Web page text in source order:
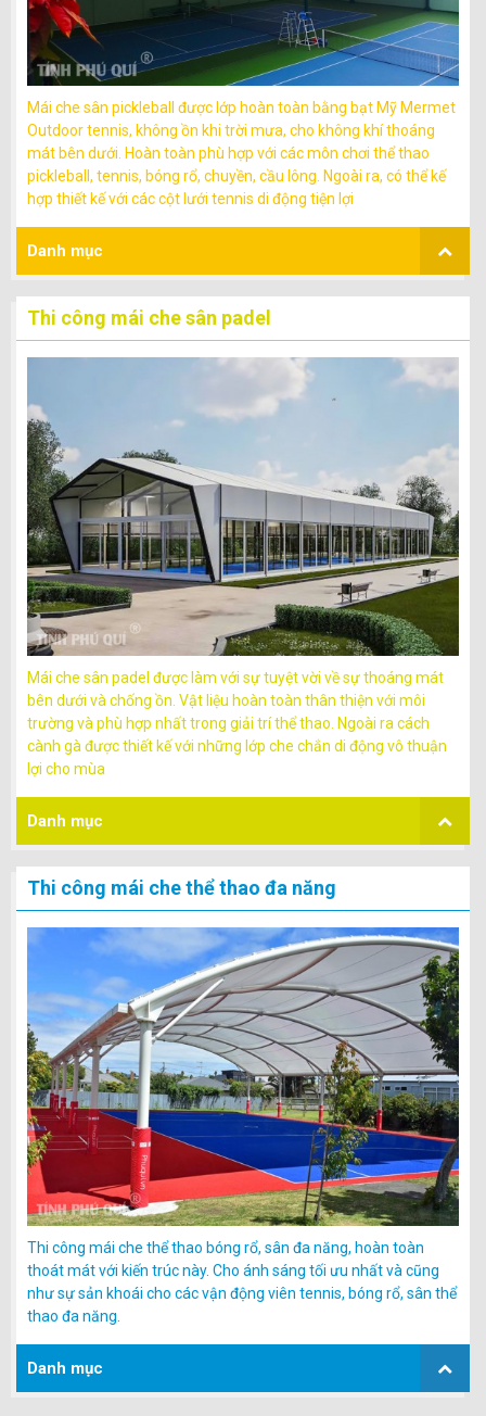
Mái che sân pickleball được lớp hoàn toàn bằng bạt Mỹ Mermet
Outdoor tennis, không ồn khi trời mưa, cho không khí thoáng
mát bên dưới. Hoàn toàn phù hợp với các môn chơi thể thao
pickleball, tennis, bóng rổ, chuyền, cầu lông. Ngoài ra, có thể kế
hợp thiết kế với các cột lưới tennis di động tiện lợi
Danh mục
Thi công mái che sân padel
Mái che sân padel được làm với sự tuyệt vời về sự thoáng mát
bên dưới và chống ồn. Vật liệu hoàn toàn thân thiện với môi
trường và phù hợp nhất trong giải trí thể thao. Ngoài ra cách
cành gà được thiết kế với những lớp che chắn di động vô thuận
lợi cho mùa
Danh mục
Thi công mái che thể thao đa năng
Thi công mái che thể thao bóng rổ, sân đa năng, hoàn toàn
thoát mát với kiến trúc này. Cho ánh sáng tối ưu nhất và cũng
như sự sản khoái cho các vận động viên tennis, bóng rổ, sân thể
thao đa năng.
Danh mục